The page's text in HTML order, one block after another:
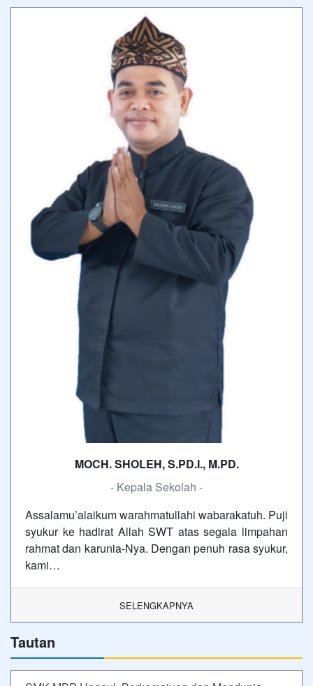
MOCH. SHOLEH, S.PD.I., M.PD.
- Kepala Sekolah -
Assalamu’alaikum warahmatullahi wabarakatuh. Puji
syukur ke hadirat Allah SWT atas segala limpahan
rahmat dan karunia-Nya. Dengan penuh rasa syukur,
kami…
SELENGKAPNYA
Tautan